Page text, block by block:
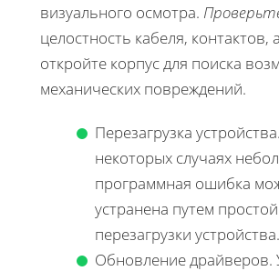
визуального осмотра.
целостность кабеля, контактов,
откройте корпус для поиска
механических повреждений.
Перезагрузка
некоторых случаях
программная ошибка
устранена путем простой
перезагрузки устройства.
Обновление драйверов.